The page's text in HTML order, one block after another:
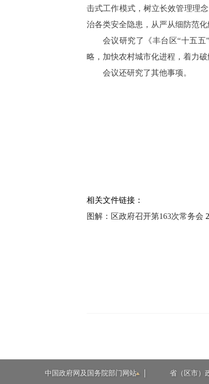
击式工作模式，树立长效管理理
治各类安全隐患，从严从细防范
会议研究了《丰台区“十五
略，加快农村城市化进程，着力
会议还研究了其他事项。
相关文件链接：
图解：区政府召开第163次常务会
中国政府网及国务院部门网站 省（区市）